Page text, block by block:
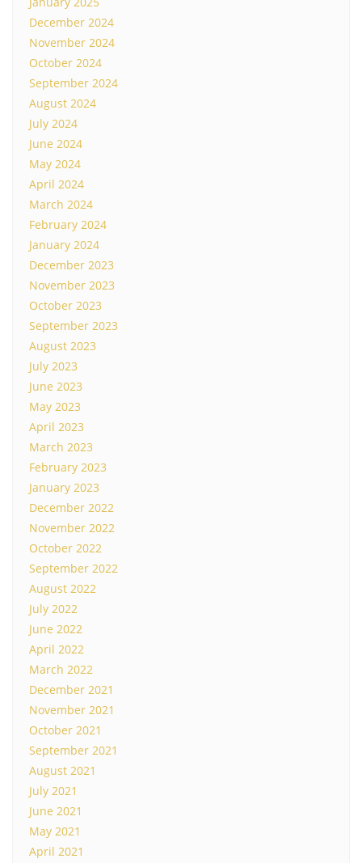
December 2024
November 2024
October 2024
September 2024
August 2024
July 2024
June 2024
May 2024
April 2024
March 2024
February 2024
January 2024
December 2023
November 2023
October 2023
September 2023
August 2023
July 2023
June 2023
May 2023
April 2023
March 2023
February 2023
January 2023
December 2022
November 2022
October 2022
September 2022
August 2022
July 2022
June 2022
April 2022
March 2022
December 2021
November 2021
October 2021
September 2021
August 2021
July 2021
June 2021
May 2021
April 2021